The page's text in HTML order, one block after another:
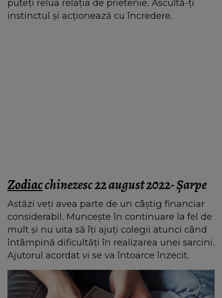
puteți relua relația de prietenie. Ascultă-ți
instinctul și acționează cu încredere.
Zodiacchinezesc 22 august 2022- Şarpe
Astăzi veți avea parte de un câștig financiar
considerabil. Muncește în continuare la fel de
mult și nu uita să îți ajuți colegii atunci când
întâmpină dificultăți în realizarea unei sarcini.
Ajutorul acordat vi se va întoarce înzecit.